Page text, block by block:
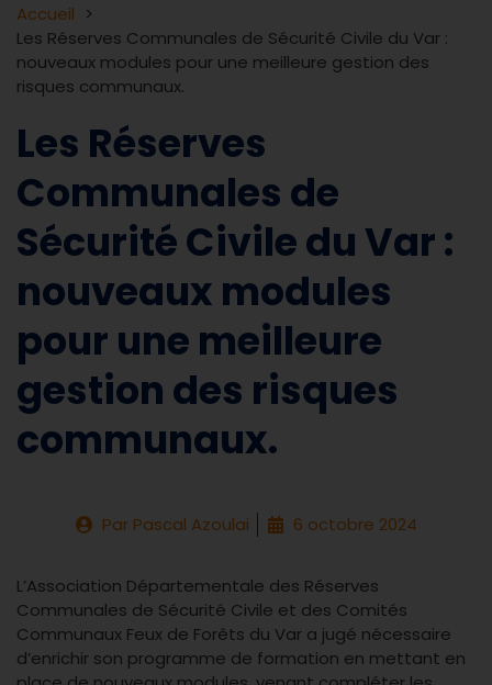
Accueil
Les Réserves Communales de Sécurité Civile du Var :
nouveaux modules pour une meilleure gestion des
risques communaux.
Les Réserves
Communales de
Sécurité Civile du Var :
nouveaux modules
pour une meilleure
gestion des risques
communaux.
ParPascal Azoulai 6 octobre 2024
L’Association Départementale des Réserves
Communales de Sécurité Civile et des Comités
Communaux Feux de Forêts du Var a jugé nécessaire
d’enrichir son programme de formation en mettant en